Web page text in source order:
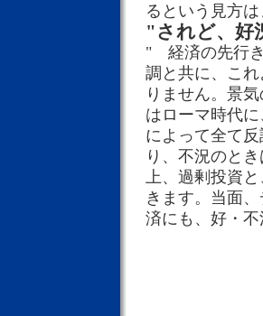
るという見方
"されど、好
" 経済の先行き
調と共に、こ
りません。景
はローマ時代
によって全て
り、不況のと
上、過剰投資
きます。当面
済にも、好・